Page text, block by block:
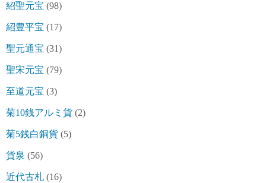
紹聖元宝 (98)
紹豊平宝 (17)
聖元通宝 (31)
聖宋元宝 (79)
至道元宝 (3)
菊10銭アルミ貨 (2)
菊5銭白銅貨 (5)
貨泉 (56)
近代古札 (16)